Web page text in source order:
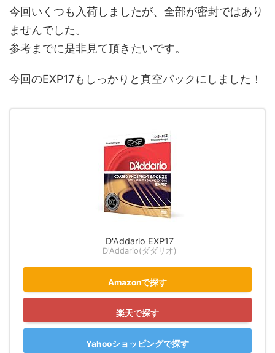
今回いくつも入荷しましたが、全部が密封ではあり
ませんでした。
参考までに是非見て頂きたいです。
今回のEXP17もしっかりと真空パックにしました！
D'Addario EXP17
D'Addario(ダダリオ)
Amazonで探す
楽天で探す
Yahooショッピングで探す